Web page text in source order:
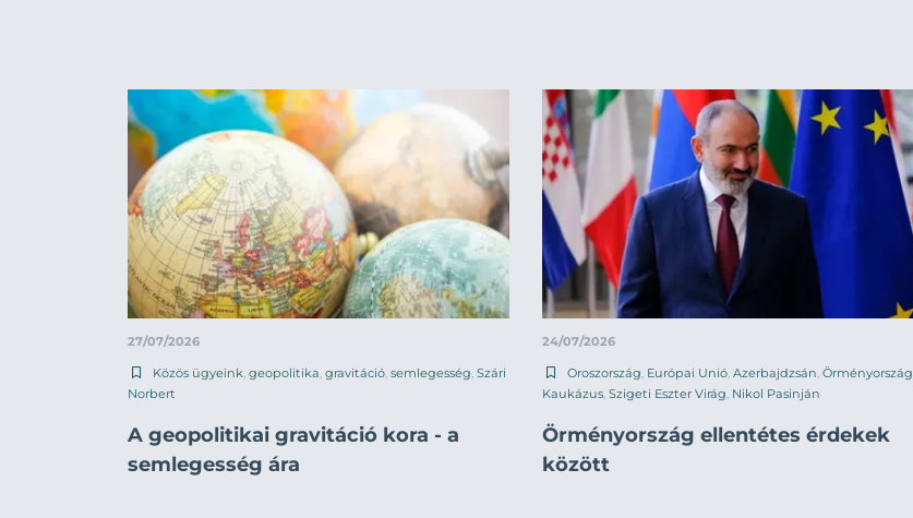
27/07/2026
Közös ügyeink geopolitika gravitáció semlegesség Szári
Norbert
A geopolitikai gravitáció kora - a
semlegesség ára
24/07/2026
Oroszország Európai Unió Azerbajdzsán Örményország
Kaukázus Szigeti Eszter Virág Nikol Pasinján
Örményország ellentétes érdekek
között